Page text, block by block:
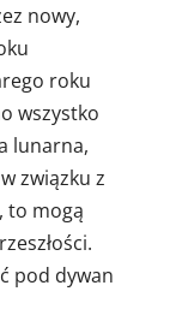
nowy,
roku
wszystko
lunarna,
związku z
to mogą
pod dywan